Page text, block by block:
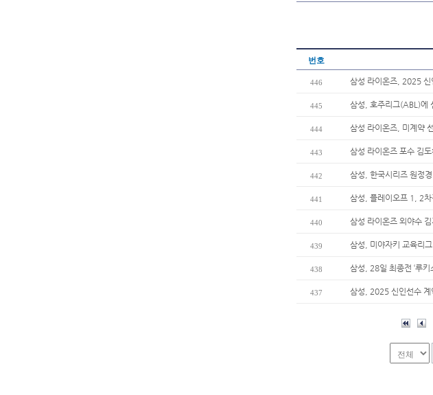
번호
446 삼성 라이온즈, 2025 신
445 삼성, 호주리그(ABL)에
444 삼성 라이온즈, 미계약
443 삼성 라이온즈 포수 김
442 삼성, 한국시리즈 원정
441 삼성, 플레이오프 1, 2차
440 삼성 라이온즈 외야수
439 삼성, 미야자키 교육리
438 삼성, 28일 최종전 ‘루키
437 삼성, 2025 신인선수 계